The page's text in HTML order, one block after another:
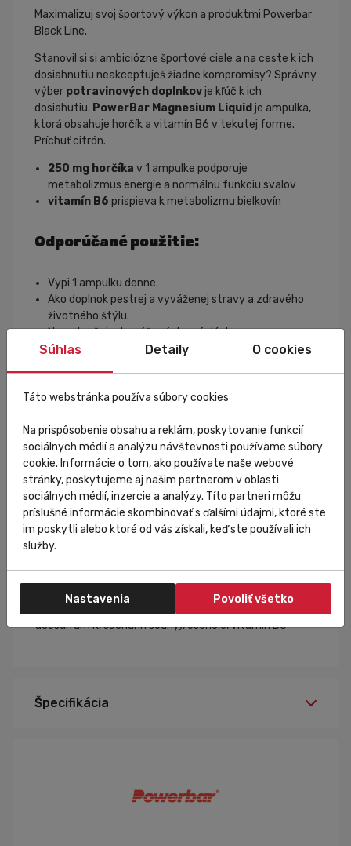
Maximalizuj svoj športový výkon a produktmi Powerbar
Black Line.
Stanovil si si ambiciózne športové ciele a na ceste k ich
dosiahnutiu neakceptuješ žiadne kompromisy? Správny
výber potravinových doplnkovje kľúč k ich
dosiahutiu. PowerBar Magnesium Liquid je ampulka,
ktorá obsahuje horčík a vitamín B6 v tekutej forme.
Príchuť citrón.
250 mg horčíka v 1 ampulke podporuje
metabolizmus energie a normálnu funkciu svalov
vitamín B6 prispieva k metabolizmu bielkovín
Odporúčané použitie:
Vypi 1 ampulku denne.
Ako doplnok pestrej a vyváženej stravy a zdravého
životného štýlu.
Neprekračuj odporúčanú dennú dávku.
Uschovávaj mimo dosahu detí.
PowerBar Magnesium Liquid Ampulka 25ml
Veľkosť 1 dávky: 25 ml
Nutričné hodnoty
1 dávka(25 ml) 100 ml
Energetická hodnota 35kJ/38kcal 139 kJ/32 kcal
Tuky
<0,1g <0,1 g
Sacharidy
0,6g 2,3g
Bielkoviny
<0,1g 0,2 g
Vitamín B6
0,35 mg
Magnézium
1000
koncentrátu, kyselina citrónová,konzervačné látky
acesulfám K, sacharín sodný), esencie, vitamín B6
Špecifikácia
Súhlas Detaily O cookies
Táto webstránka používa súbory cookies
Na prispôsobenie obsahu a reklám, poskytovanie funkcií
sociálnych médií a analýzu návštevnosti používame súbory
cookie. Informácie o tom, ako používate naše webové
stránky, poskytujeme aj našim partnerom v oblasti
sociálnych médií, inzercie a analýzy. Títo partneri môžu
príslušné informácie skombinovať s ďalšími údajmi, ktoré ste
im poskytli alebo ktoré od vás získali, keď ste používali ich
služby.
Nastavenia Povoliť všetko